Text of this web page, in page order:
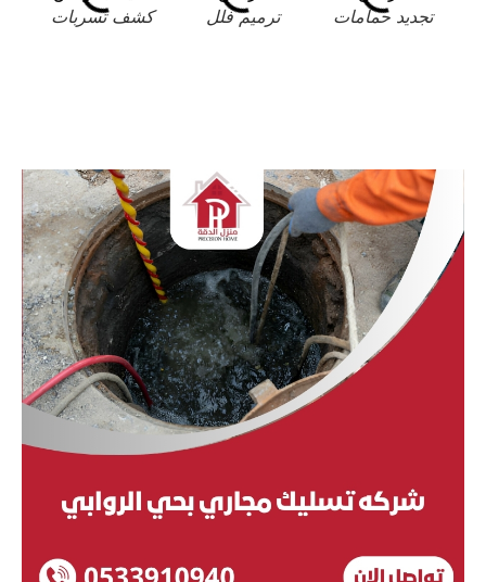
كشف تسربات ترميم فلل تجديد حمامات